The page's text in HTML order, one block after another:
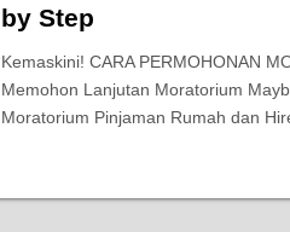
by Step
Kemaskini! CARA PERMOHONAN
Memohon Lanjutan Moratorium
Moratorium Pinjaman Rumah dan